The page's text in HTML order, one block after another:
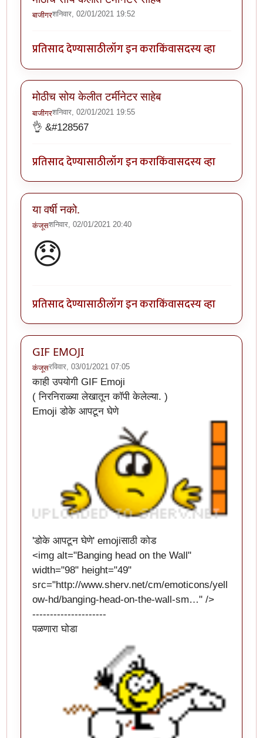
बाजीगरशनिवार, 02/01/2021 19:52
प्रतिसाद देण्यासाठीलॉग इन कराकिंवासदस्य व्हा
मोठीच सोय केलीत टर्मीनेटर साहेब
बाजीगरशनिवार, 02/01/2021 19:55
👌 &#128567
प्रतिसाद देण्यासाठीलॉग इन कराकिंवासदस्य व्हा
या वर्षी नको.
कंजूसशनिवार, 02/01/2021 20:40
😞
प्रतिसाद देण्यासाठीलॉग इन कराकिंवासदस्य व्हा
GIF EMOJI
कंजूसरविवार, 03/01/2021 07:05
काही उपयोगी GIF Emoji
( निरनिराळ्या लेखातून कॉपी केलेल्या. )
Emoji डोके आपटून घेणे
'डोके आपटून घेणे' emojiसाठी कोड
<img alt="Banging head on the Wall"
width="98" height="49"
src="http://www.sherv.net/cm/emoticons/yell
ow-hd/banging-head-on-the-wall-sm…" />
---------------------
पळणारा घोडा